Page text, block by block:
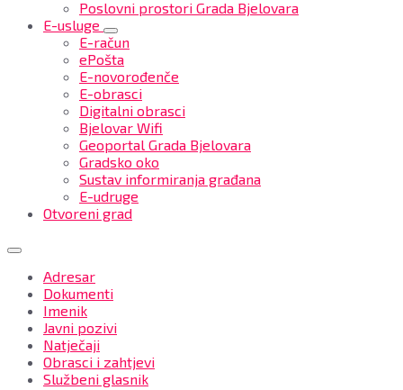
Poslovni prostori Grada Bjelovara
E-usluge
E-račun
ePošta
E-novorođenče
E-obrasci
Digitalni obrasci
Bjelovar Wifi
Geoportal Grada Bjelovara
Gradsko oko
Sustav informiranja građana
E-udruge
Otvoreni grad
Adresar
Dokumenti
Imenik
Javni pozivi
Natječaji
Obrasci i zahtjevi
Službeni glasnik